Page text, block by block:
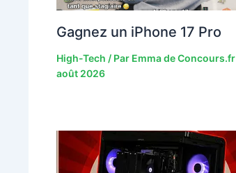
Gagnez un iPhone 17 Pro
High-Tech / Par Emma de Concours.fr
août 2026